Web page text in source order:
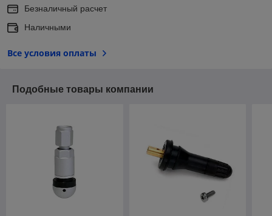
Безналичный расчет
Наличными
Все условия оплаты
Подобные товары компании